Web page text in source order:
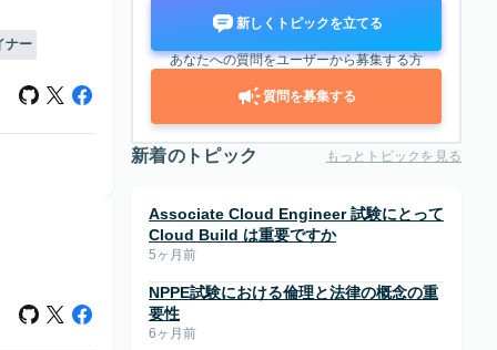
ナー
新しくトピックを立てる
あなたへの質問をユーザーから募集する方
質問を募集する
新着のトピック もっとトピックを見る
Associate Cloud Engineer 試験にとって
Cloud Build は重要ですか
5ヶ月前
NPPE試験における倫理と法律の概念の重
要性
6ヶ月前